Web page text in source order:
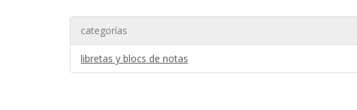
categorías
libretas y blocs de notas